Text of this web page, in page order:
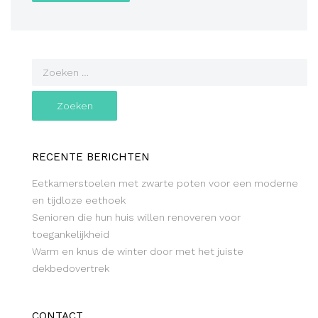
RECENTE BERICHTEN
Eetkamerstoelen met zwarte poten voor een moderne
en tijdloze eethoek
Senioren die hun huis willen renoveren voor
toegankelijkheid
Warm en knus de winter door met het juiste
dekbedovertrek